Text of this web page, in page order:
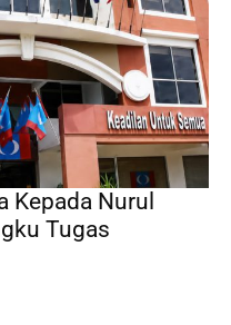
Kepada Nurul
Tugas